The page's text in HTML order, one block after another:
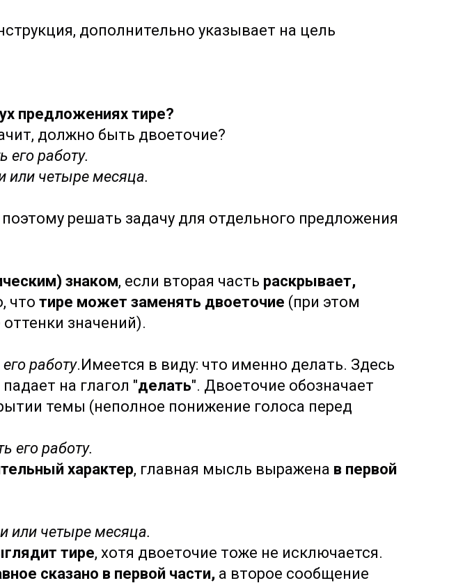
дополнительно указывает на цель
предложениях тире?
должно быть двоеточие?
его работу.
или четыре месяца.
поэтому решать задачу для отдельного предложения
знаком, если вторая часть раскрывает,
что тире может заменять двоеточие (при этом
значений).
работу.Имеется в виду: что именно делать. Здесь
на глагол "делать". Двоеточие обозначает
темы (неполное понижение голоса перед
его работу.
характер, главная мысль выражена в первой
или четыре месяца.
тире, хотя двоеточие тоже не исключается.
сказано в первой части, а второе сообщение